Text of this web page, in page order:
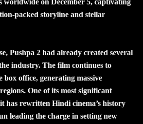
worldwide on December 5, captivating
packed storyline and stellar
Pushpa 2 had already created several
industry. The film continues to
box office, generating massive
One of its most significant
has rewritten Hindi cinema’s history
leading the charge in setting new